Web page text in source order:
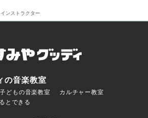
ンストラクター
の音楽教室
子どもの音楽教室
カルチャー教室
とできる